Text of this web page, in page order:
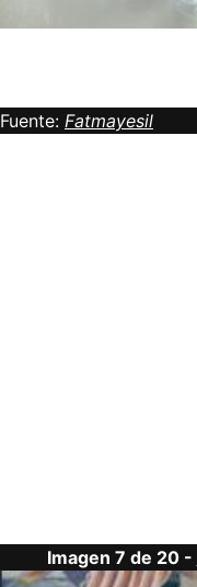
Fuente: Fatmayesil
Imagen 7 de 20 -